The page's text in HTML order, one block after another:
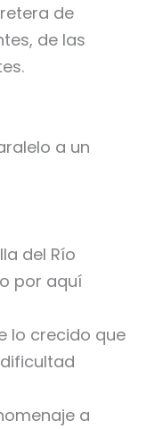
de
de las
a un
del Río
por aquí
lo crecido que
a